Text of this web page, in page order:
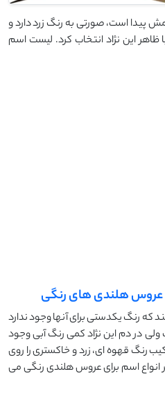
پیدا است، صورتی به رنگ زرد دارد و
این نژاد انتخاب کرد. لیست اسم
عروس هلندی ‌های رنگی
که رنگ یکدستی برای آنها وجود ندارد
ولی در دم این نژاد کمی رنگ آبی وجود
رنگ قهوه ای، زرد و خاکستری را روی
اسم برای عروس هلندی رنگی می